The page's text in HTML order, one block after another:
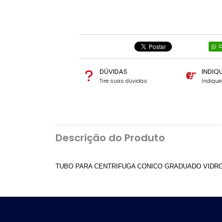
DÚVIDAS
Tire suas dúvidas
Descrição do Produto
TUBO PARA CENTRIFUGA CONICO GRADUADO